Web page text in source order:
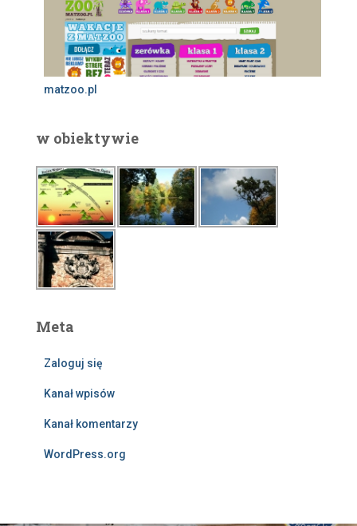
matzoo.pl
w obiektywie
Meta
Zaloguj się
Kanał wpisów
Kanał komentarzy
WordPress.org